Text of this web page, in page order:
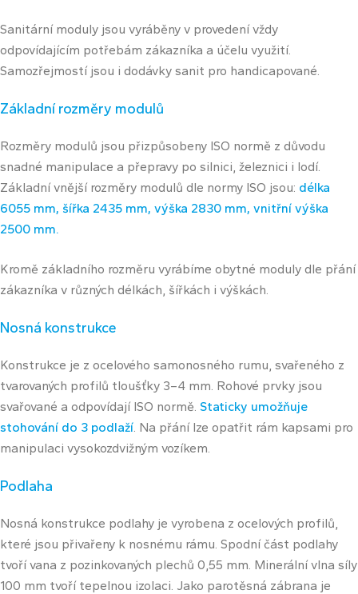
Sanitární moduly jsou vyráběny v provedení vždy
odpovídajícím potřebám zákazníka a účelu využití.
Samozřejmostí jsou i dodávky sanit pro handicapované.
Základní rozměry modulů
Rozměry modulů jsou přizpůsobeny ISO normě z důvodu
snadné manipulace a přepravy po silnici, železnici i lodí.
Základní vnější rozměry modulů dle normy ISO jsou: délka
6055 mm, šířka 2435 mm, výška 2830 mm, vnitřní výška
2500 mm.
Kromě základního rozměru vyrábíme obytné moduly dle přání
zákazníka v různých délkách, šířkách i výškách.
Nosná konstrukce
Konstrukce je z ocelového samonosného rumu, svařeného z
tvarovaných profilů tloušťky 3–4 mm. Rohové prvky jsou
svařované a odpovídají ISO normě. Staticky umožňuje
stohování do 3 podlaží. Na přání lze opatřit rám kapsami pro
manipulaci vysokozdvižným vozíkem.
Podlaha
Nosná konstrukce podlahy je vyrobena z ocelových profilů,
které jsou přivařeny k nosnému rámu. Spodní část podlahy
tvoří vana z pozinkovaných plechů 0,55 mm. Minerální vlna síly
100 mm tvoří tepelnou izolaci. Jako parotěsná zábrana je